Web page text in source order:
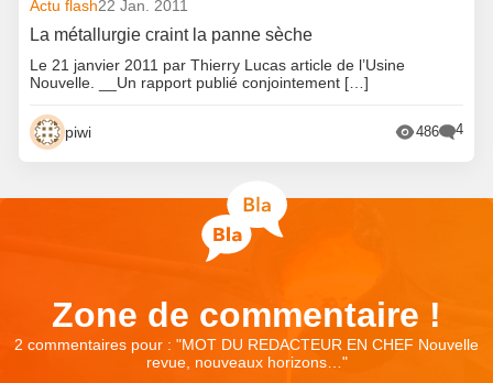
Actu flash22 Jan. 2011
La métallurgie craint la panne sèche
Le 21 janvier 2011 par Thierry Lucas article de l’Usine
Nouvelle. __Un rapport publié conjointement […]
piwi 486 4
Zone de commentaire !
2 commentaires pour : "MOT DU REDACTEUR EN CHEF Nouvelle
revue, nouveaux horizons… "